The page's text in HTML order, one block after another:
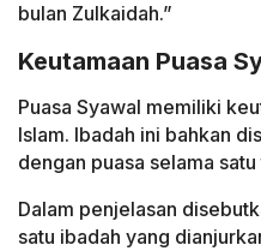
bulan Zulkaidah.”
Keutamaan Puasa
Puasa Syawal memiliki
Islam. Ibadah ini bahkan
dengan puasa selama
Dalam penjelasan
satu ibadah yang